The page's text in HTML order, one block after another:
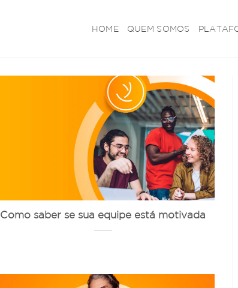
HOME QUEM SOMOS
Como saber se sua equipe está motivada